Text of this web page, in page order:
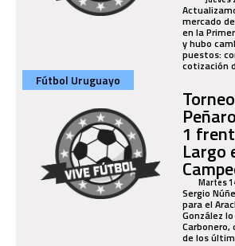
mercado
en la
y hubo
puestos:
cotización
Fútbol Uruguayo
1
Largo
Martes
Sergio
para el
González
de los